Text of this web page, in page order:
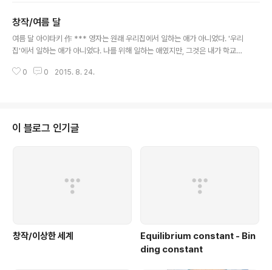
기가 심한 것이 아니라 승부욕이 있을 뿐인데, 왜 내가 고무줄놀이에 져 분한 것
은 투기고 건넛방 재석이가 씨름에 져서 분해 하는 것은 사내다움인 것인지 알
수가 없었다. 그래서 난 줄곧 이상한 여자애로 이상한 대접을 받고 있었다. 소학
창작/여름 달
여름 달 아이타키 作 *** 영자는 원래 우리집에서 일하는 애가 아니었다. '우리
집'에서 일하는 애가 아니었다. 나를 위해 일하는 애였지만, 그것은 내가 학교에
고등학교 졸업반이 되고 대학을 위해 서울로 가겠다고 아버지께 졸라 댈때도 내
어갔건만, 방학이라고 돌아온 집에 영자가 있느냔 말이다. "지선이 왔니? 우리
딸 오느라 힘들었지?" "기다리는 것만 제하면 그리 힘들지 않았어요. 서울이었
0 0 2015. 8. 24.
이 블로그 인기글
창작/이상한 세계
Equilibrium constant - Bin
ding constant